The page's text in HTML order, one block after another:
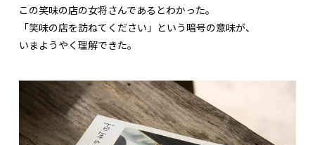
この笑味の店の女将さんであるとわかった。
「笑味の店を訪ねてください」という暗号の意味が、
いまようやく理解できた。